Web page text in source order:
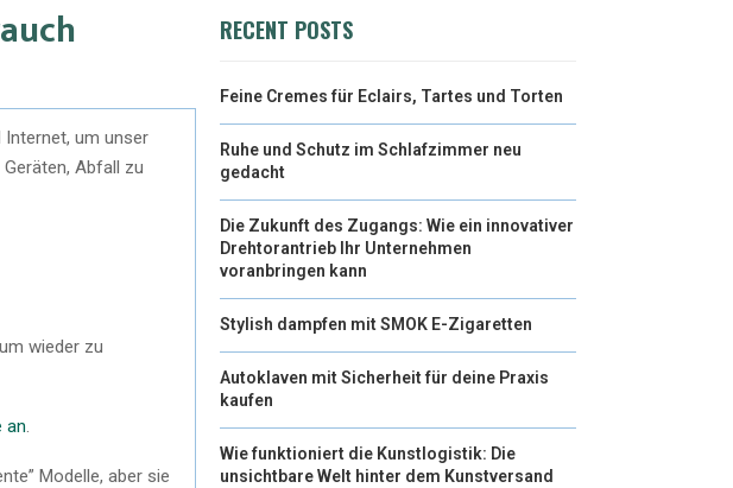
um unser
Abfall zu
wieder zu
an
Modelle, aber sie
RECENT POSTS
Feine Cremes für Eclairs, Tartes und Torten
Ruhe und Schutz im Schlafzimmer neu
gedacht
Die Zukunft des Zugangs: Wie ein innovativer
Drehtorantrieb Ihr Unternehmen
voranbringen kann
Stylish dampfen mit SMOK E-Zigaretten
Autoklaven mit Sicherheit für deine Praxis
kaufen
Wie funktioniert die Kunstlogistik: Die
unsichtbare Welt hinter dem Kunstversand